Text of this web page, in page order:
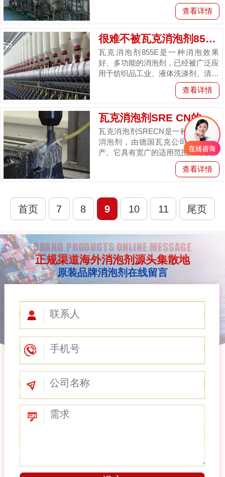
是，就像大海上的浪花，泡沫在发酵
中常常无法避免地产生，阻碍着美味
查看详情
很难不被瓦克消泡剂855E的良好性能特点吸...
瓦克消泡剂855E是一种消泡效果
好、多功能的消泡剂，已经被广泛应
用于纺织品工业、液体洗涤剂、清洁
洗涤剂等工业，该消泡剂是一款水性
有机硅消泡剂，在使用中具有多种
查看详情
瓦克消泡剂SRE CN的优势分析
瓦克消泡剂SRECN是一种高性能的
消泡剂，由德国瓦克公司研发和生
产。它具有宽广的适用范围，可以应
用于各种工业领域，包括金属切削
液、减水剂、农用化学品、清洁剂、
查看详情
首页 7 8 9 10 11 尾页
BRAND PRODUCTS ONLINE MESSAGE
正规渠道海外消泡剂源头集散地
原装品牌消泡剂在线留言